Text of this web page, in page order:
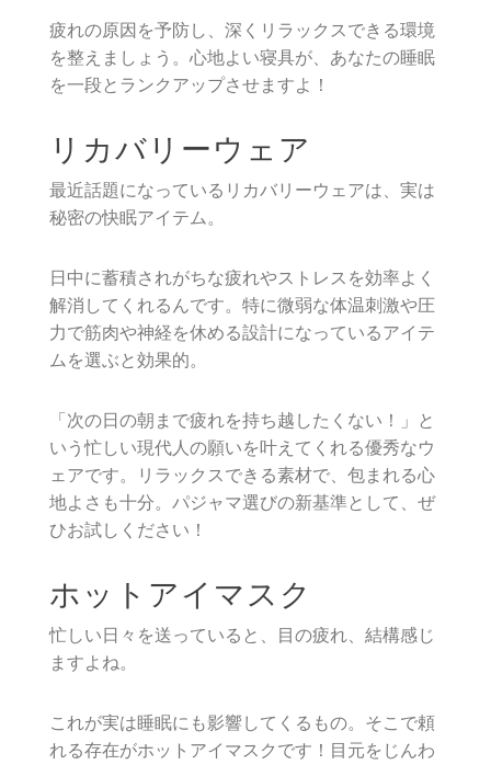
疲れの原因を予防し、深くリラックスできる環境
を整えましょう。心地よい寝具が、あなたの睡眠
を一段とランクアップさせますよ！
リカバリーウェア
最近話題になっているリカバリーウェアは、実は
秘密の快眠アイテム。
日中に蓄積されがちな疲れやストレスを効率よく
解消してくれるんです。特に微弱な体温刺激や圧
力で筋肉や神経を休める設計になっているアイテ
ムを選ぶと効果的。
「次の日の朝まで疲れを持ち越したくない！」と
いう忙しい現代人の願いを叶えてくれる優秀なウ
ェアです。リラックスできる素材で、包まれる心
地よさも十分。パジャマ選びの新基準として、ぜ
ひお試しください！
ホットアイマスク
忙しい日々を送っていると、目の疲れ、結構感じ
ますよね。
これが実は睡眠にも影響してくるもの。そこで頼
れる存在がホットアイマスクです！目元をじんわ